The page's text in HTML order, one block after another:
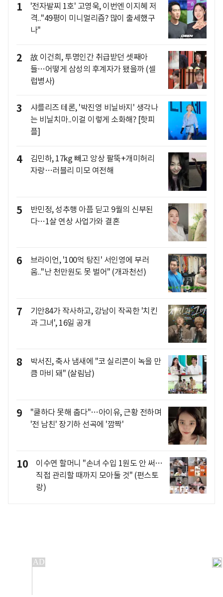
1
'전자발찌 1호' 고영욱, 이번엔 이지혜 저
격.."49평이 미니멀리즘? 많이 출세했구
나"
2
故 이건희, 투명인간 취급받던 셋째아
들…어떻게 삼성의 후계자가 됐을까 (셀
럽병사)
3
샤를리즈 테론, '박진영 비닐바지' 생각나
는 비닐치마..이걸 이렇게 소화해? [핫피
플]
4
김민하, 17kg 빼고 앙상 팔뚝+개미허리
자랑…러블리 미모 여전해
5
반민정, 성추행 아픔 딛고 9월의 신부된
다…1살 연상 사업가와 결혼
6
브라이언, '100억 탕진' 서인영에 부러
움.."난 천만원도 못 벌어" (개과천선)
7
기안84가 작사하고, 강남이 작곡한 '치킨
과 그녀', 16일 공개
8
박서진, 축사 냄새에 "코 실리콘이 녹을 만
큼 마비 돼" (살림남)
9
"쿨하다 못해 춥다"…아이유, 근황 전하며
'전 남친' 장기하 선곡에 '깜짝'
10
이수연 할머니 "손녀 수입 1원도 안 써…
직접 관리할 때까지 모아둘 것" (편스토
랑)